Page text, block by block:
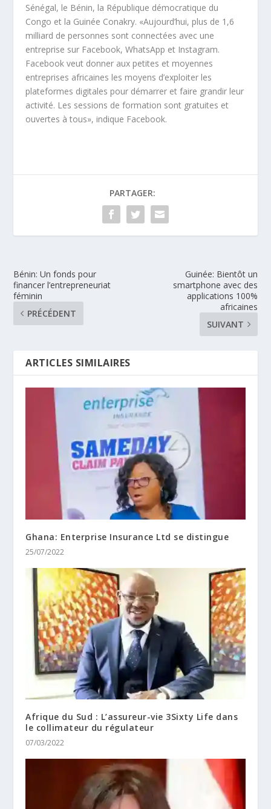
Sénégal, le Bénin, la République démocratique du
Congo et la Guinée Conakry. «Aujourd’hui, plus de 1,6
milliard de personnes sont connectées avec une
entreprise sur Facebook, WhatsApp et Instagram.
Facebook veut donner aux petites et moyennes
entreprises africaines les moyens d’exploiter les
plateformes digitales pour démarrer et faire grandir leur
activité. Les sessions de formation sont gratuites et
ouvertes à tous», indique Facebook.
PARTAGER:
Bénin: Un fonds pour
financer l’entrepreneuriat
féminin
PRÉCÉDENT
Guinée: Bientôt un
smartphone avec des
applications 100%
africaines
SUIVANT
ARTICLES SIMILAIRES
Ghana: Enterprise Insurance Ltd se distingue
25/07/2022
Afrique du Sud : L’assureur-vie 3Sixty Life dans
le collimateur du régulateur
07/03/2022